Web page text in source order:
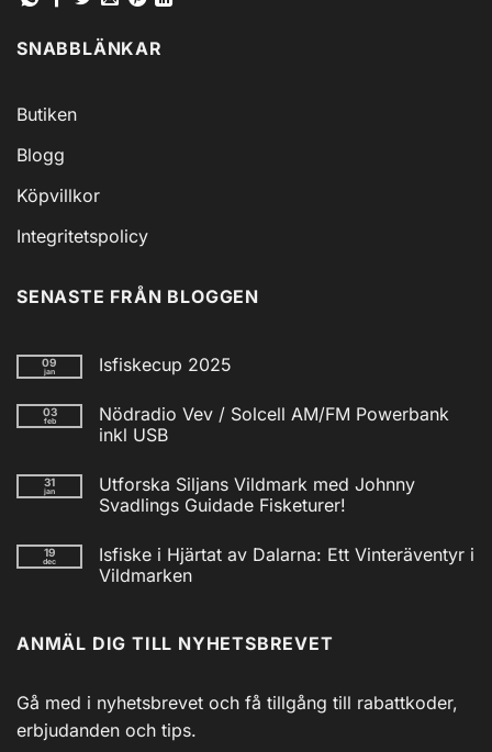
SNABBLÄNKAR
Butiken
Blogg
Köpvillkor
Integritetspolicy
SENASTE FRÅN BLOGGEN
09
jan Isfiskecup 2025
till
Isfiskecup
2025
03
feb
Nödradio Vev / Solcell AM/FM Powerbank
inkl USB
till
Nödradio
Vev
AM/FM
Powerbank
inkl
31
jan
Utforska Siljans Vildmark med Johnny
Svadlings Guidade Fisketurer!
till
Utforska
Siljans
Svadlings
Guidade
19
dec
Isfiske i Hjärtat av Dalarna: Ett Vinteräventyr i
Vildmarken
Isfiske
i
Dalarna:
Ett
Vinteräventyr
i
ANMÄL DIG TILL NYHETSBREVET
Gå med i nyhetsbrevet och få tillgång till rabattkoder,
erbjudanden och tips.